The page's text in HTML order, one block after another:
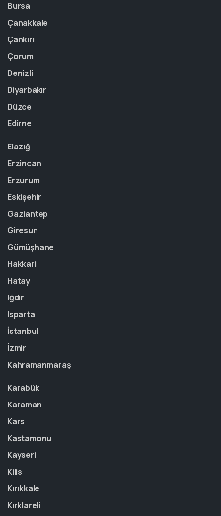
Bursa
Çanakkale
Çankırı
Çorum
Denizli
Diyarbakır
Düzce
Edirne
Elazığ
Erzincan
Erzurum
Eskişehir
Gaziantep
Giresun
Gümüşhane
Hakkari
Hatay
Iğdır
Isparta
İstanbul
İzmir
Kahramanmaraş
Karabük
Karaman
Kars
Kastamonu
Kayseri
Kilis
Kırıkkale
Kırklareli